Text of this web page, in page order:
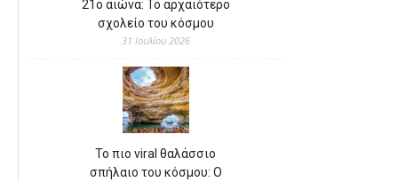
21ο αιώνα: Το αρχαιότερο
σχολείο του κόσμου
31 Ιουλίου 2026
Το πιο viral θαλάσσιο
σπήλαιο του κόσμου: Ο